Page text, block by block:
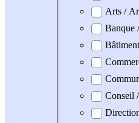
Arts /
Banque
Conseil